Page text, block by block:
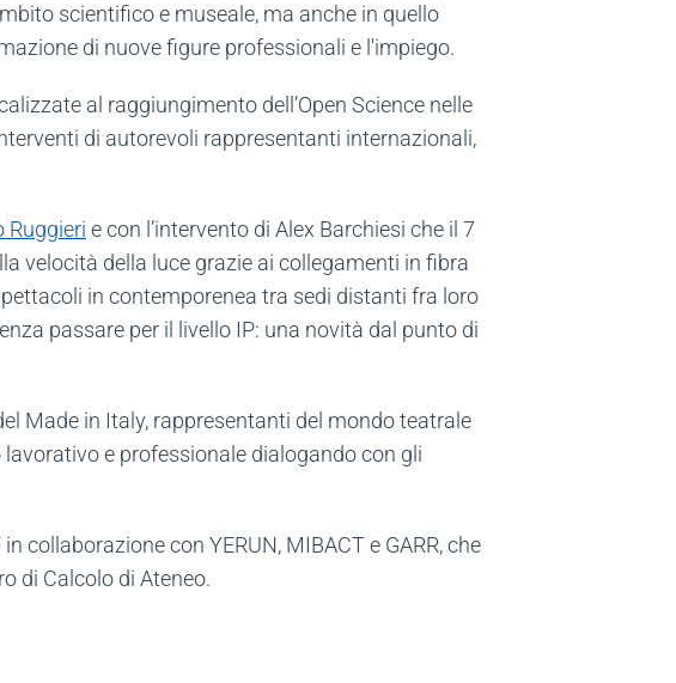
scientifico e museale, ma anche in quello
di nuove figure professionali e l'impiego.
al raggiungimento dell’Open Science nelle
di autorevoli rappresentanti internazionali,
Ruggieri e con l’intervento di Alex Barchiesi che il 7
velocità della luce grazie ai collegamenti in fibra
in contemporenea tra sedi distanti fra loro
passare per il livello IP: una novità dal punto di
Made in Italy, rappresentanti del mondo teatrale
e professionale dialogando con gli
collaborazione con YERUN, MIBACT e GARR, che
di Calcolo di Ateneo.